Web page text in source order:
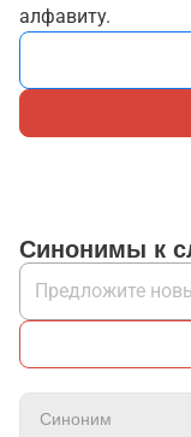
алфавиту.
Синонимы к
Синоним